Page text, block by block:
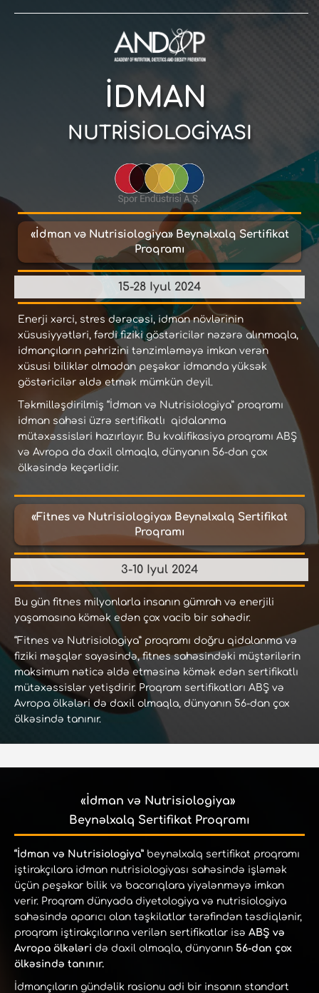
İDMAN
NUTRİSİOLOGİYASI
«İdman və Nutrisiologiya» Beynəlxalq Sertifikat
Proqramı
15-28 Iyul 2024
Enerji xərci, stres dərəcəsi, idman növlərinin
xüsusiyyətləri, fərdi fiziki göstəricilər nəzərə alınmaqla,
idmançıların pəhrizini tənzimləməyə imkan verən
xüsusi biliklər olmadan peşəkar idmanda yüksək
göstəricilər əldə etmək mümkün deyil.
Təkmilləşdirilmiş “İdman və Nutrisiologiya” proqramı
idman sahəsi üzrə sertifikatlı qidalanma
mütəxəssisləri hazırlayır. Bu kvalifikasiya proqramı ABŞ
və Avropa da daxil olmaqla, dünyanın 56-dan çox
ölkəsində keçərlidir.
«Fitnes və Nutrisiologiya» Beynəlxalq Sertifikat
Proqramı
3-10 Iyul 2024
Bu gün fitnes milyonlarla insanın gümrah və enerjili
yaşamasına kömək edən çox vacib bir sahədir.
“Fitnes və Nutrisiologiya” proqramı doğru qidalanma və
fiziki məşqlər sayəsində, fitnes sahəsindəki müştərilərin
maksimum nəticə əldə etməsinə kömək edən sertifikatlı
mütəxəssislər yetişdirir. Proqram sertifikatları ABŞ və
Avropa ölkələri də daxil olmaqla, dünyanın 56-dan çox
ölkəsində tanınır.
«İdman və Nutrisiologiya»
Beynəlxalq Sertifikat Proqramı
“İdman və Nutrisiologiya” beynəlxalq sertifikat proqramı
iştirakçılara idman nutrisiologiyası sahəsində işləmək
üçün peşəkar bilik və bacarıqlara yiyələnməyə imkan
verir. Proqram dünyada diyetologiya və nutrisiologiya
sahəsində aparıcı olan təşkilatlar tərəfindən təsdiqlənir,
proqram iştirakçılarına verilən sertifikatlar isə ABŞ və
Avropa ölkələri də daxil olmaqla, dünyanın 56-dan çox
ölkəsində tanınır.
İdmançıların gündəlik rasionu adi bir insanın standart